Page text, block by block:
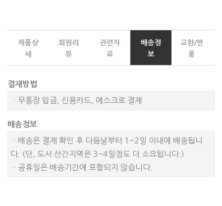
제품상
세
회원리
뷰
관련자
료
배송정
보
교환/반
품
결재방법
ㆍ무통장 입금, 신용카드, 에스크로 결재
배송정보
ㆍ배송은 결제 확인 후 다음날부터 1~2일 이내에 배송됩니
다. (단, 도서 산간지역은 3~4일정도 더 소요됩니다.)
ㆍ공휴일은 배송기간에 포함되지 않습니다.